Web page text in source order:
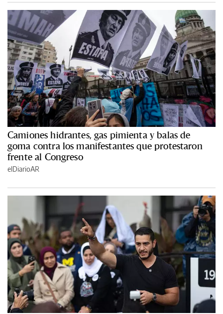
Camiones hidrantes, gas pimienta y balas de
goma contra los manifestantes que protestaron
frente al Congreso
elDiarioAR